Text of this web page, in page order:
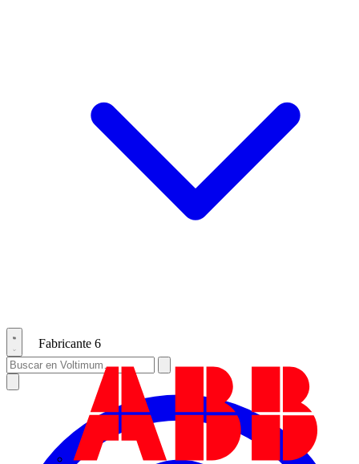
Fabricante 6